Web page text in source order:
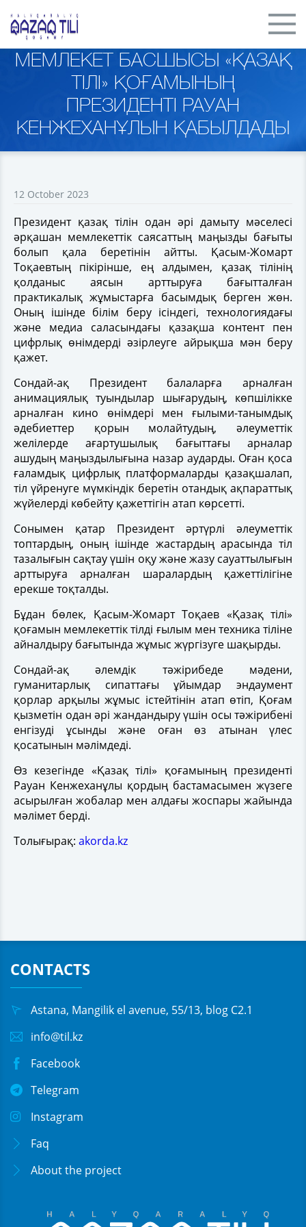
МЕМЛЕКЕТ БАСШЫСЫ «ҚАЗАҚ
ТІЛІ» ҚОҒАМЫНЫҢ
ПРЕЗИДЕНТІ РАУАН
КЕНЖЕХАНҰЛЫН ҚАБЫЛДАДЫ
12 October 2023
Президент қазақ тілін одан әрі дамыту мәселесі
әрқашан мемлекеттік саясаттың маңызды бағыты
болып қала беретінін айтты. Қасым-Жомарт
Тоқаевтың пікірінше, ең алдымен, қазақ тілінің
қолданыс аясын арттыруға бағытталған
практикалық жұмыстарға басымдық берген жөн.
Оның ішінде білім беру ісіндегі, технологиядағы
және медиа саласындағы қазақша контент пен
цифрлық өнімдерді әзірлеуге айрықша мән беру
қажет.
Сондай-ақ Президент балаларға арналған
анимациялық туындылар шығарудың, көпшілікке
арналған кино өнімдері мен ғылыми-танымдық
әдебиеттер қорын молайтудың, әлеуметтік
желілерде ағартушылық бағыттағы арналар
ашудың маңыздылығына назар аударды. Оған қоса
ғаламдық цифрлық платформаларды қазақшалап,
тіл үйренуге мүмкіндік беретін отандық ақпараттық
жүйелерді көбейту қажеттігін атап көрсетті.
Сонымен қатар Президент әртүрлі әлеуметтік
топтардың, оның ішінде жастардың арасында тіл
тазалығын сақтау үшін оқу және жазу сауаттылығын
арттыруға арналған шаралардың қажеттілігіне
ерекше тоқталды.
Бұдан бөлек, Қасым-Жомарт Тоқаев «Қазақ тілі»
қоғамын мемлекеттік тілді ғылым мен техника тіліне
айналдыру бағытында жұмыс жүргізуге шақырды.
Сондай-ақ әлемдік тәжірибеде мәдени,
гуманитарлық сипаттағы ұйымдар эндаумент
қорлар арқылы жұмыс істейтінін атап өтіп, Қоғам
қызметін одан әрі жандандыру үшін осы тәжірибені
енгізуді ұсынды және оған өз атынан үлес
қосатынын мәлімдеді.
Өз кезегінде «Қазақ тілі» қоғамының президенті
Рауан Кенжеханұлы қордың бастамасымен жүзеге
асырылған жобалар мен алдағы жоспары жайында
мәлімет берді.
Толығырақ: akorda.kz
CONTACTS
Astana, Mangilik el avenue, 55/13, blog C2.1
info@til.kz
Facebook
Telegram
Instagram
Faq
About the project